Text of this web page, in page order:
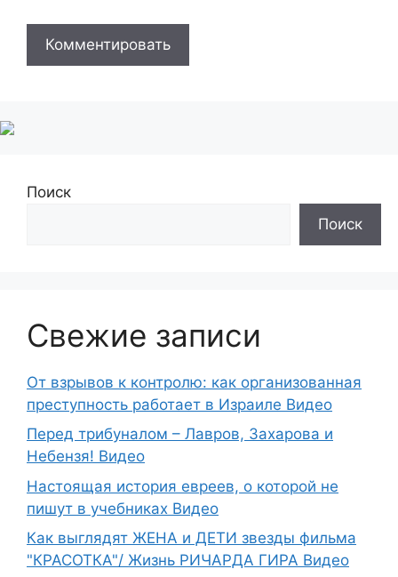
Поиск
Поиск
Свежие записи
От взрывов к контролю: как организованная
преступность работает в Израиле Видео
Перед трибуналом – Лавров, Захарова и
Небензя! Видео
Настоящая история евреев, о которой не
пишут в учебниках Видео
Как выглядят ЖЕНА и ДЕТИ звезды фильма
"КРАСОТКА"/ Жизнь РИЧАРДА ГИРА Видео